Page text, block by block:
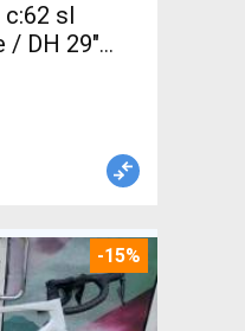
c:62 sl
/ DH 29"
-15%